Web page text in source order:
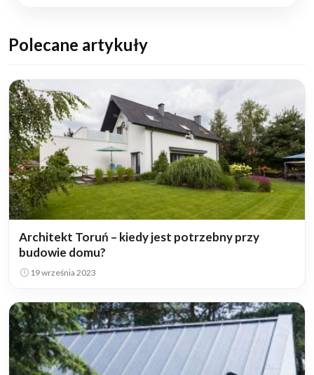
Polecane artykuły
Architekt Toruń – kiedy jest potrzebny przy
budowie domu?
19 września 2023